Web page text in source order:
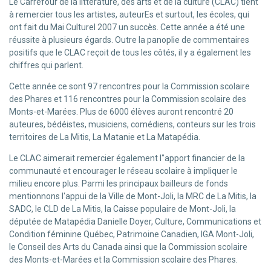
à remercier tous les artistes, auteurEs et surtout, les écoles, qui
ont fait du Mai Culturel 2007 un succès. Cette année a été une
réussite à plusieurs égards. Outre la panoplie de commentaires
positifs que le CLAC reçoit de tous les côtés, il y a également les
chiffres qui parlent.
Cette année ce sont 97 rencontres pour la Commission scolaire
des Phares et 116 rencontres pour la Commission scolaire des
Monts-et-Marées. Plus de 6000 élèves auront rencontré 20
auteures, bédéistes, musiciens, comédiens, conteurs sur les trois
territoires de La Mitis, La Matanie et La Matapédia.
Le CLAC aimerait remercier également l"apport financier de la
communauté et encourager le réseau scolaire à impliquer le
milieu encore plus. Parmi les principaux bailleurs de fonds
mentionnons l'appui de la Ville de Mont-Joli, la MRC de La Mitis, la
SADC, le CLD de La Mitis, la Caisse populaire de Mont-Joli, la
députée de Matapédia Danielle Doyer, Culture, Communications et
Condition féminine Québec, Patrimoine Canadien, IGA Mont-Joli,
le Conseil des Arts du Canada ainsi que la Commission scolaire
des Monts-et-Marées et la Commission scolaire des Phares.